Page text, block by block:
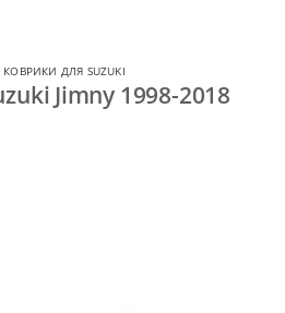
КОВРИКИ ДЛЯ SUZUKI
Jimny 1998-2018